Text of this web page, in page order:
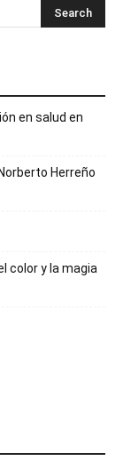
en salud en
Herreño
color y la magia